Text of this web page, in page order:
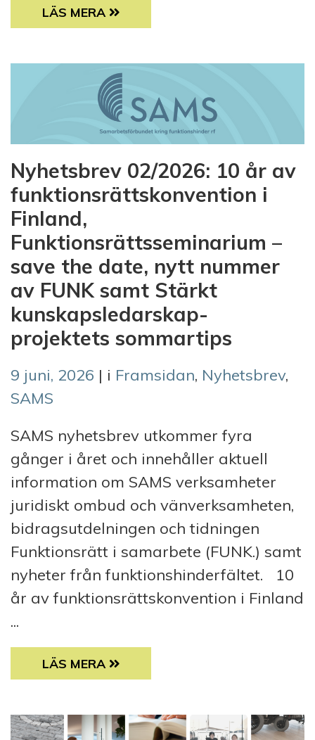
STÄLLNINGSTAGANDE: BEAKTA
LÄS MERA
Nyhetsbrev 02/2026: 10 år av
funktionsrättskonvention i
Finland,
Funktionsrättsseminarium –
save the date, nytt nummer
av FUNK samt Stärkt
kunskapsledarskap-
projektets sommartips
9 juni, 2026 | i Framsidan, Nyhetsbrev,
SAMS
SAMS nyhetsbrev utkommer fyra
gånger i året och innehåller aktuell
information om SAMS verksamheter
juridiskt ombud och vänverksamheten,
bidragsutdelningen och tidningen
Funktionsrätt i samarbete (FUNK.) samt
nyheter från funktionshinderfältet. 10
år av funktionsrättskonvention i Finland
...
NYHETSBREV 02/2026: 10 ÅR AV
LÄS MERA